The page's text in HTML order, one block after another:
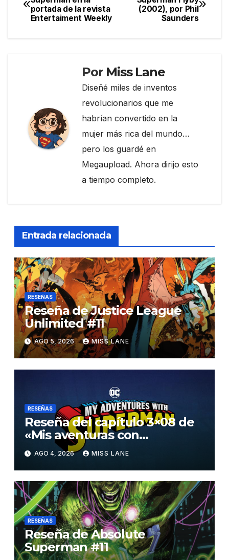
b
o
a
m
ar
tir
de
(2002), por Phil
Saunders
portada de la revista
Entertaiment Weekly
Por Miss Lane
Diseñé miles de inventos
revolucionarios que me
habrían convertido en la
mujer más rica del mundo…
pero los guardé en
Megaupload. Ahora dirijo esto
a tiempo completo.
Entrada relacionada
RESEÑAS
Reseña de Justice League
Unlimited #11
AGO 5, 2026 MISS LANE
RESEÑAS
Reseña del capítulo 3×08 de
«Mis aventuras con
Superman»
AGO 4, 2026 MISS LANE
RESEÑAS
Reseña de Absolute
Superman #11